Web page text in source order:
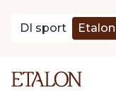
DI sport Etalon